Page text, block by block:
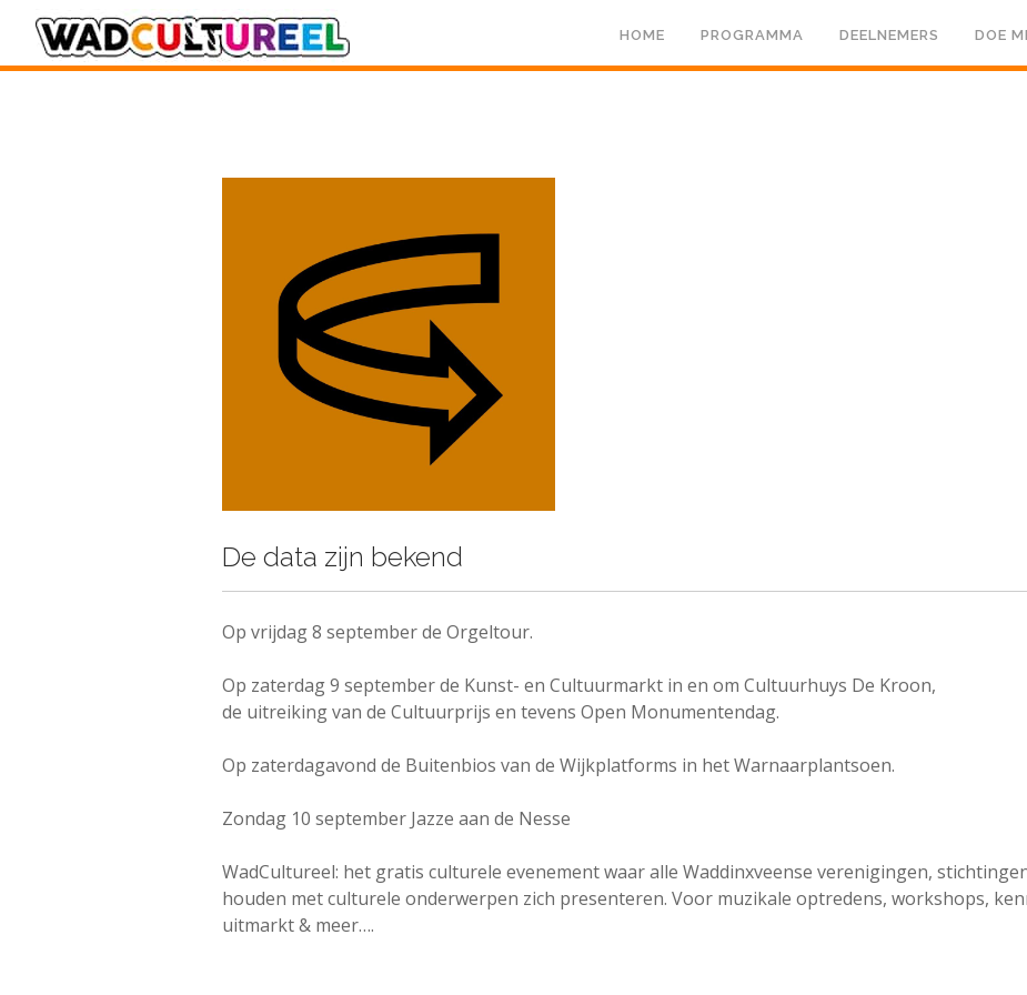
HOME PROGRAMMA DEELNEMERS DOE
De data zijn bekend
Op vrijdag 8 september de Orgeltour.
Op zaterdag 9 september de Kunst- en Cultuurmarkt in en om Cultuurhuys De Kroon,
de uitreiking van de Cultuurprijs en tevens Open Monumentendag.
Op zaterdagavond de Buitenbios van de Wijkplatforms in het Warnaarplantsoen.
Zondag 10 september Jazze aan de Nesse
WadCultureel: het gratis culturele evenement waar alle Waddinxveense verenigingen,
houden met culturele onderwerpen zich presenteren. Voor muzikale optredens, workshops,
uitmarkt & meer….